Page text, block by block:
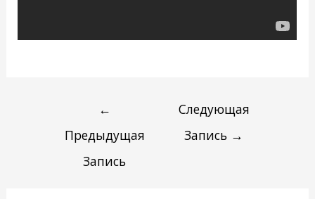
←
Предыдущая
Запись
Следующая
Запись →